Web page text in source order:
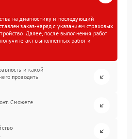
на диагностику и последующий
заказ-наряд с указанием страховых
Далее, после выполнения работ
акт выполненных работ и
и какой
проводить
Сможете